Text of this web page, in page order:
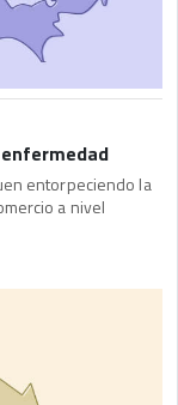
entorpeciendo la
a nivel